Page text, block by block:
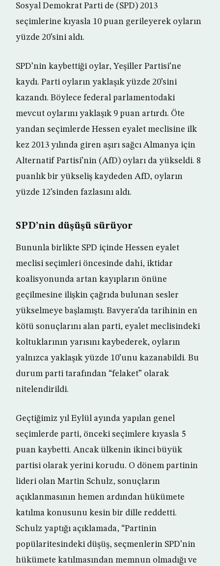
Sosyal Demokrat Parti de (SPD) 2013
seçimlerine kıyasla 10 puan gerileyerek oyların
yüzde 20’sini aldı.
SPD’nin kaybettiği oylar, Yeşiller Partisi’ne
kaydı. Parti oyların yaklaşık yüzde 20’sini
kazandı. Böylece federal parlamentodaki
mevcut oylarını yaklaşık 9 puan artırdı. Öte
yandan seçimlerde Hessen eyalet meclisine ilk
kez 2013 yılında giren aşırı sağcı Almanya için
Alternatif Partisi’nin (AfD) oyları da yükseldi. 8
puanlık bir yükseliş kaydeden AfD, oyların
yüzde 12’sinden fazlasını aldı.
SPD’nin düşüşü sürüyor
Bununla birlikte SPD içinde Hessen eyalet
meclisi seçimleri öncesinde dahi, iktidar
koalisyonunda artan kayıpların önüne
geçilmesine ilişkin çağrıda bulunan sesler
yükselmeye başlamıştı. Bavyera’da tarihinin en
kötü sonuçlarını alan parti, eyalet meclisindeki
koltuklarının yarısını kaybederek, oyların
yalnızca yaklaşık yüzde 10’unu kazanabildi. Bu
durum parti tarafından “felaket” olarak
nitelendirildi.
Geçtiğimiz yıl Eylül ayında yapılan genel
seçimlerde parti, önceki seçimlere kıyasla 5
puan kaybetti. Ancak ülkenin ikinci büyük
partisi olarak yerini korudu. O dönem partinin
lideri olan Martin Schulz, sonuçların
açıklanmasının hemen ardından hükümete
katılma konusunu kesin bir dille reddetti.
Schulz yaptığı açıklamada, “Partinin
popülaritesindeki düşüş, seçmenlerin SPD’nin
hükümete katılmasından memnun olmadığı ve